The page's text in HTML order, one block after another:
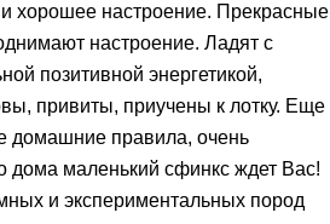
хорошее настроение. Прекрасные
настроение. Ладят с
позитивной энергетикой,
привиты, приучены к лотку. Еще
домашние правила, очень
маленький сфинкс ждет Вас!
и экспериментальных пород